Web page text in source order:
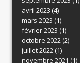
avril 2023 (4)
mars 2023 (1)
février 2023 (1)
octobre 2022(2)
juillet 2022(1)
novembre 2021 (1)